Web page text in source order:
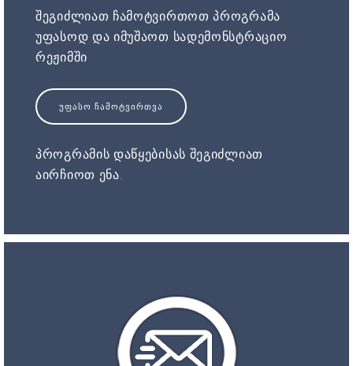
შეგიძლიათ ჩამოტვირთოთ პროგრამა
უფასოდ და იმუშაოთ სადემონსტრაციო
რეჟიმში
ᲣᲤᲐᲡᲝ ᲩᲐᲛᲝᲢᲕᲘᲠᲗᲕᲐ
პროგრამის დაწყებისას შეგიძლიათ
აირჩიოთ ენა.